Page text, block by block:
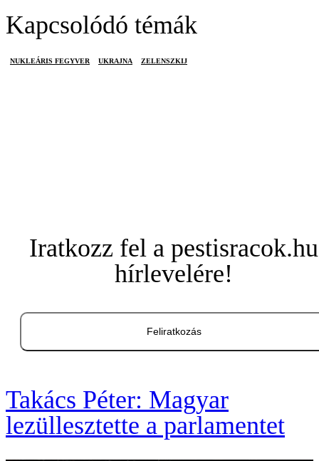
Kapcsolódó témák
NUKLEÁRIS FEGYVER UKRAJNA ZELENSZKIJ
Iratkozz fel a pestisracok.hu
hírlevelére!
Feliratkozás
Takács Péter: Magyar
lezüllesztette a parlamentet